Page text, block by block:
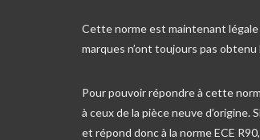
Cette norme est maintenant
marques n’ont toujours pas obtenu
Pour pouvoir répondre à cette
à ceux de la pièce neuve
et répond donc à la norme ECE